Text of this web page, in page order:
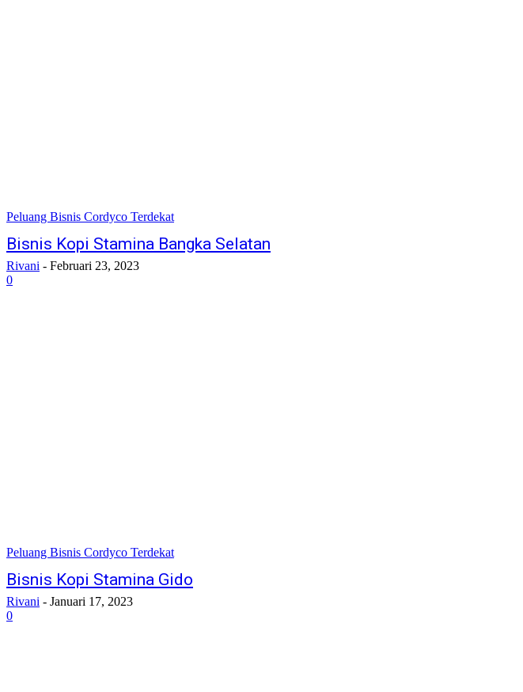
Peluang Bisnis Cordyco Terdekat
Bisnis Kopi Stamina Bangka Selatan
Rivani - Februari 23, 2023
0
Peluang Bisnis Cordyco Terdekat
Bisnis Kopi Stamina Gido
Rivani - Januari 17, 2023
0